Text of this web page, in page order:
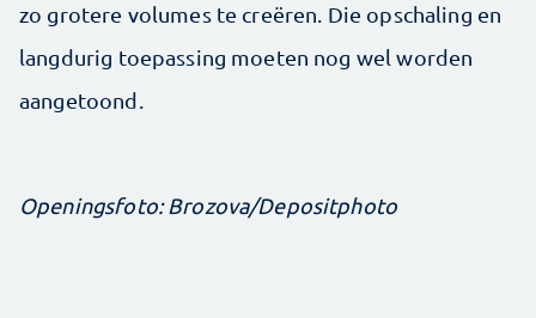
zo grotere volumes te creëren. Die opschaling en
langdurig toepassing moeten nog wel worden
aangetoond.
Openingsfoto: Brozova/Depositphoto